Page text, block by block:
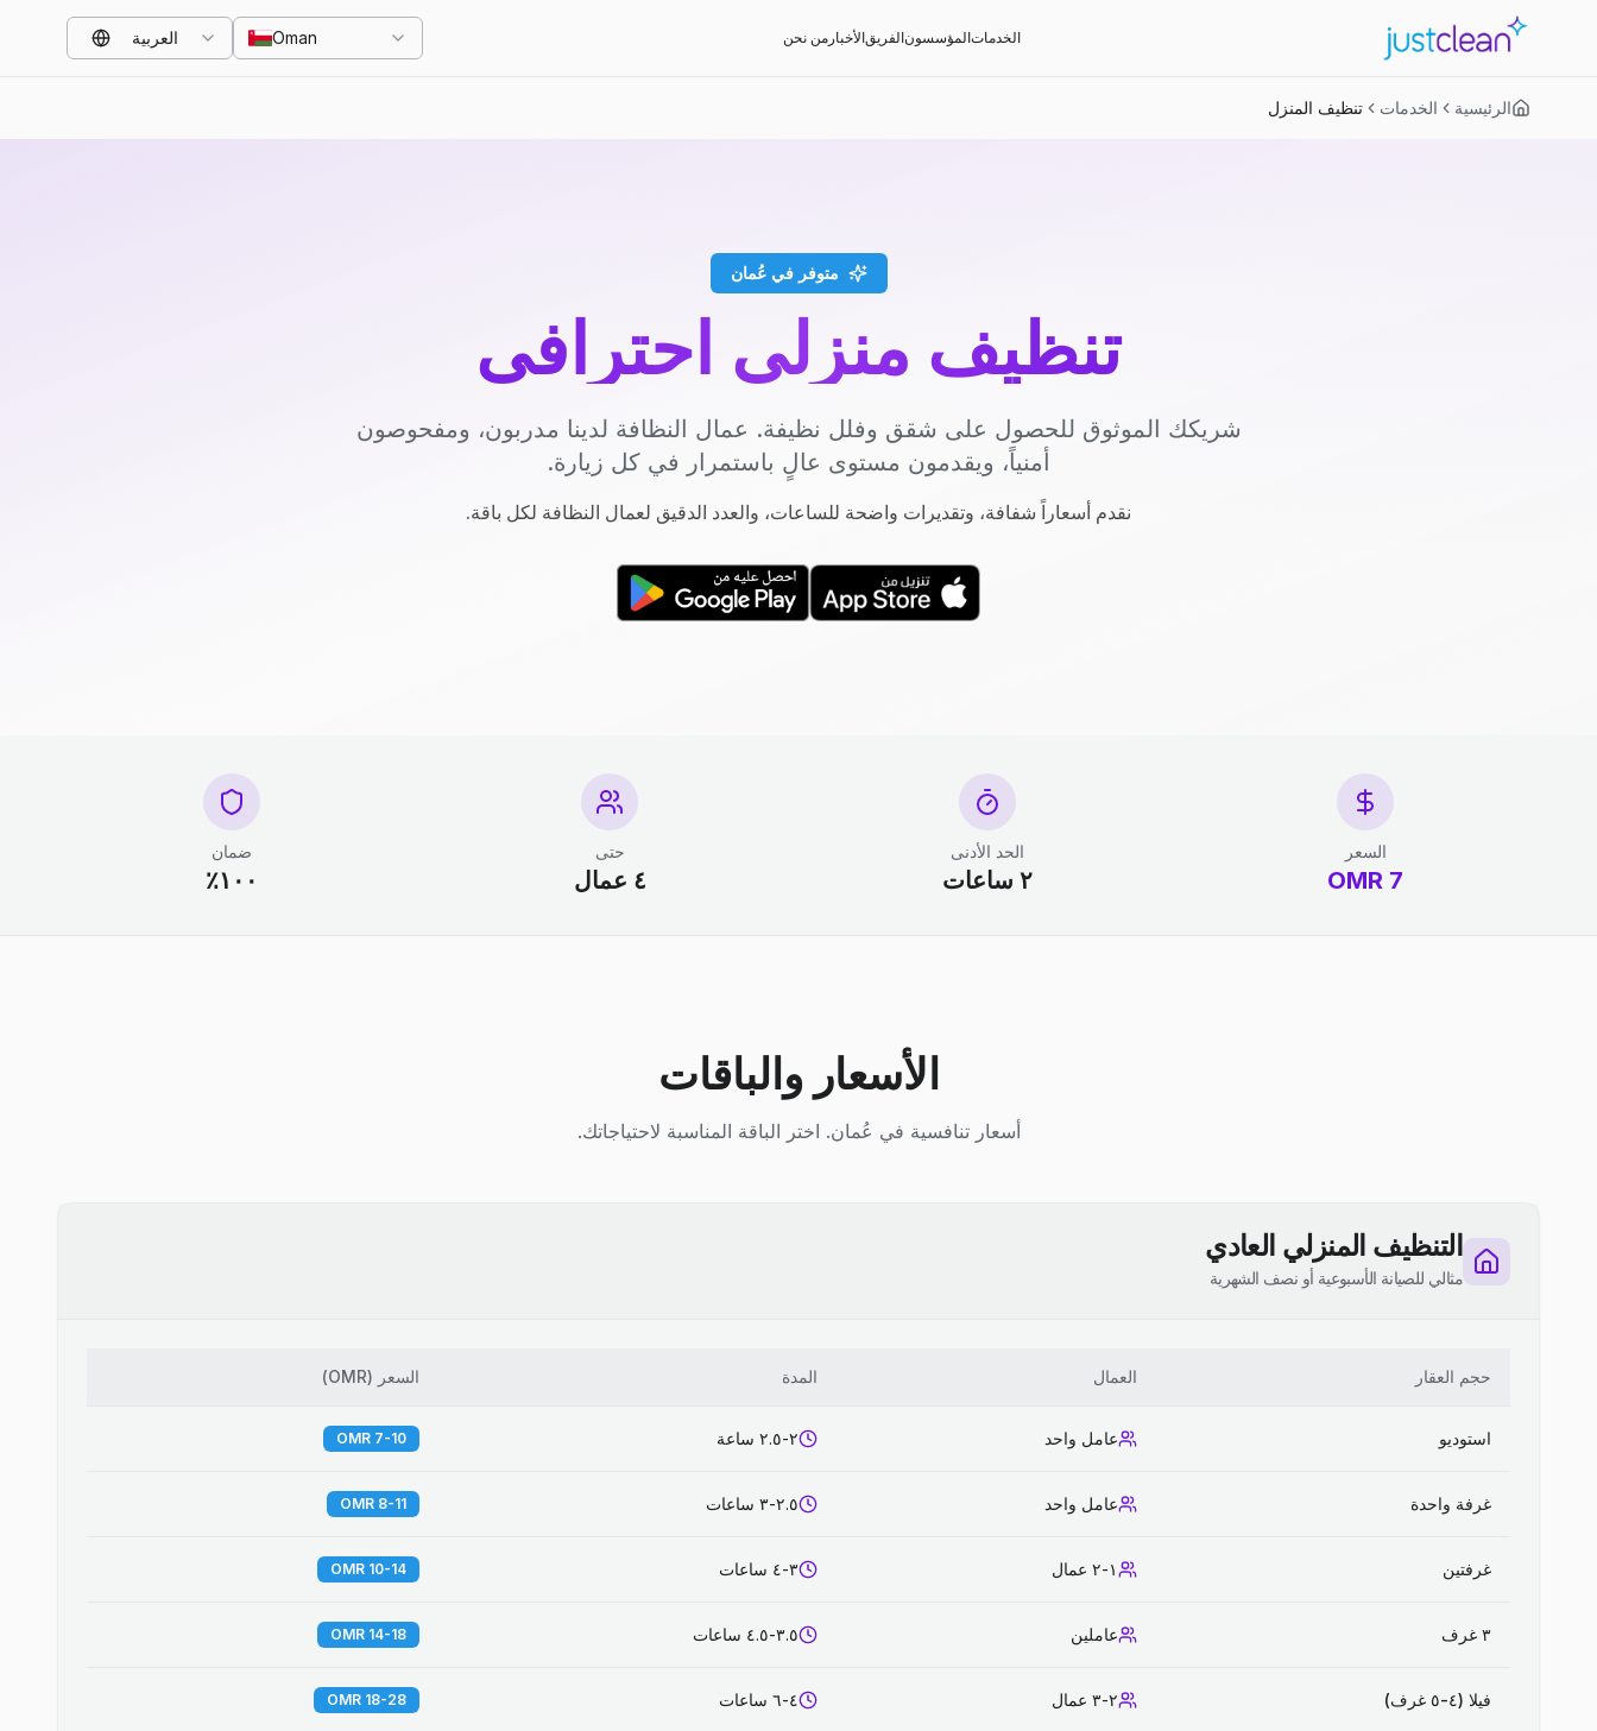
الخدماتالمؤسسونالفريقالأخبار من نحن Oman العربية
الرئيسية الخدمات تنظيف المنزل
متوفر في عُمان
تنظيف منزلي احترافي
شريكك الموثوق للحصول على شقق وفلل نظيفة. عمال النظافة لدينا مدربون، ومفحوصون
أمنياً، ويقدمون مستوى عالٍ باستمرار في كل زيارة.
نقدم أسعاراً شفافة، وتقديرات واضحة للساعات، والعدد الدقيق لعمال النظافة لكل باقة.
السعر
7 OMR
الحد الأدنى
٢ ساعات
حتى
٤ عمال
ضمان
١٠٠٪
الأسعار والباقات
أسعار تنافسية في عُمان. اختر الباقة المناسبة لاحتياجاتك.
التنظيف المنزلي العادي
مثالي للصيانة الأسبوعية أو نصف الشهرية
حجم العقار العمال المدة السعر (
OMR
)
استوديو عامل واحد ٢-٢.٥ ساعة 7-10 OMR
غرفة واحدة عامل واحد ٢.٥-٣ ساعات 8-11 OMR
غرفتين ١-٢ عمال ٣-٤ ساعات 10-14 OMR
٣ غرف عاملين ٣.٥-٤.٥ ساعات 14-18 OMR
فيلا (٤-٥ غرف) ٢-٣ عمال ٤-٦ ساعات 18-28 OMR